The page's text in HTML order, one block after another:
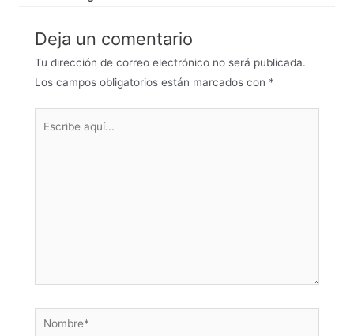
Deja un comentario
Tu dirección de correo electrónico no será publicada.
Los campos obligatorios están marcados con *